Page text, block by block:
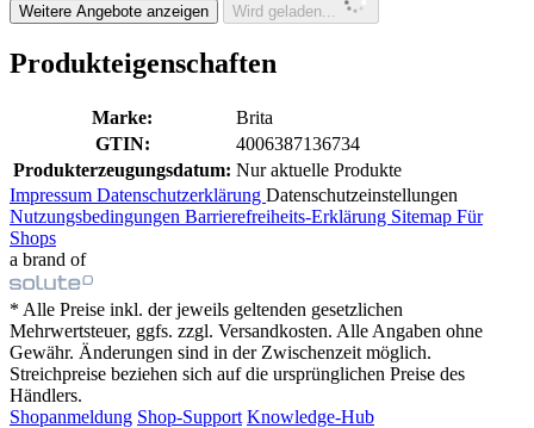
Weitere Angebote anzeigen Wird geladen...
Produkteigenschaften
Marke:
Brita
GTIN:
4006387136734
Produkterzeugungsdatum: Nur aktuelle Produkte
Impressum Datenschutzerklärung Datenschutzeinstellungen
Nutzungsbedingungen Barrierefreiheits-Erklärung Sitemap Für
Shops
a brand of
* Alle Preise inkl. der jeweils geltenden gesetzlichen
Mehrwertsteuer, ggfs. zzgl. Versandkosten. Alle Angaben ohne
Gewähr. Änderungen sind in der Zwischenzeit möglich.
Streichpreise beziehen sich auf die ursprünglichen Preise des
Händlers.
Shopanmeldung Shop-Support Knowledge-Hub